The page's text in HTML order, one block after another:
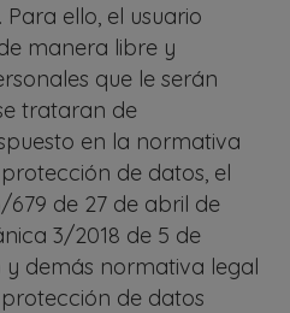
ello, el usuario
manera libre y
que le serán
trataran de
en la normativa
de datos, el
679 de 27 de abril de
3/2018 de 5 de
y demás normativa legal
de datos